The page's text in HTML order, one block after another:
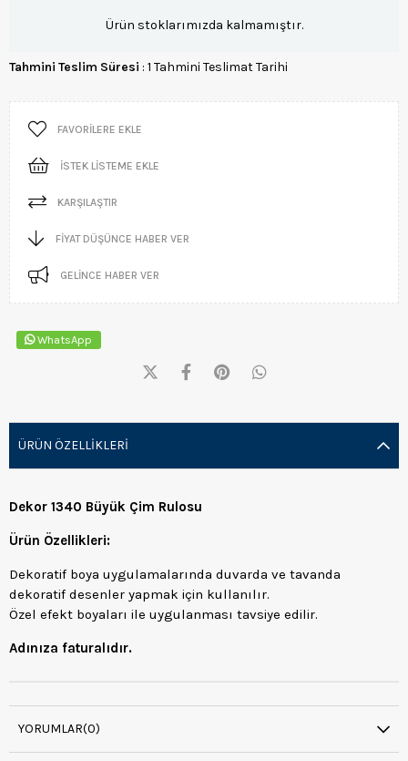
Ürün stoklarımızda kalmamıştır.
Tahmini Teslim Süresi : 1 Tahmini Teslimat Tarihi
FAVORILERE EKLE
İSTEK LISTEME EKLE
KARŞILAŞTIR
FIYAT DÜŞÜNCE HABER VER
GELINCE HABER VER
WhatsApp
ÜRÜN ÖZELLIKLERI
Dekor 1340 Büyük Çim Rulosu
Ürün Özellikleri:
Dekoratif boya uygulamalarında duvarda ve tavanda
dekoratif desenler yapmak için kullanılır.
Özel efekt boyaları ile uygulanması tavsiye edilir.
Adınıza faturalıdır.
YORUMLAR(0)